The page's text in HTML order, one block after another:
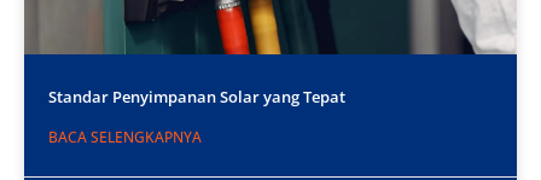
Standar Penyimpanan Solar yang Tepat
BACA SELENGKAPNYA